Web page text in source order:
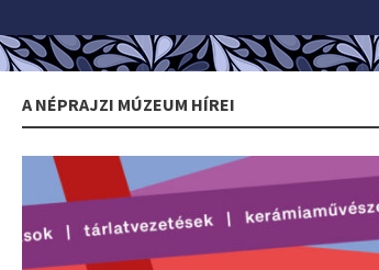
A NÉPRAJZI MÚZEUM HÍREI